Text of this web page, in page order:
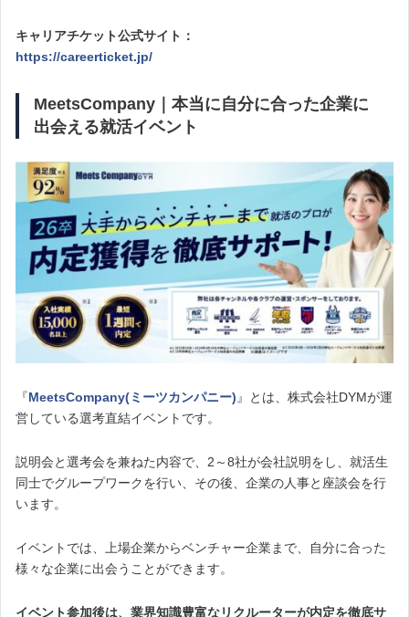
キャリアチケット公式サイト：
https://careerticket.jp/
MeetsCompany｜本当に自分に合った企業に
出会える就活イベント
『MeetsCompany(ミーツカンパニー) 』とは、株式会社DYMが運
営している選考直結イベントです。
説明会と選考会を兼ねた内容で、2～8社が会社説明をし、就活生
同士でグループワークを行い、その後、企業の人事と座談会を行
います。
イベントでは、上場企業からベンチャー企業まで、自分に合った
様々な企業に出会うことができます。
イベント参加後は、業界知識豊富なリクルーターが内定を徹底サ